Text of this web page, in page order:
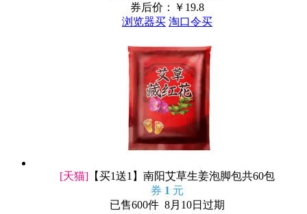
券后价：￥ 19.8
浏览器买 淘口令买
[天猫] 【买1送1】南阳艾草生姜泡脚包共60包
券 1 元
已售600件 8月10日过期